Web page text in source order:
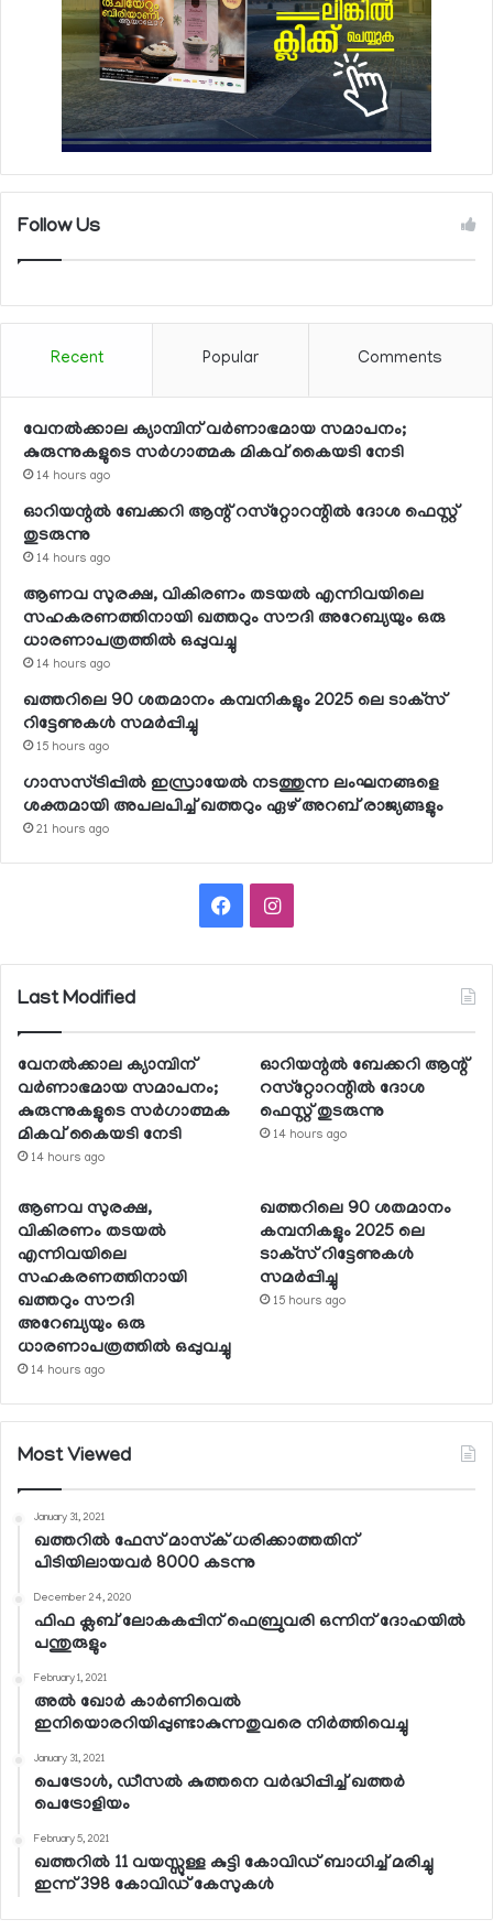
Follow Us
Recent Popular Comments
വേനല്‍ക്കാല ക്യാമ്പിന് വര്‍ണാഭമായ സമാപനം;
കുരുന്നുകളുടെ സര്‍ഗാത്മക മികവ് കൈയടി നേടി
14 hours ago
ഓറിയന്റല്‍ ബേക്കറി ആന്റ് റസ്‌റ്റോറന്റില്‍ ദോശ ഫെസ്റ്റ്
തുടരുന്നു
14 hours ago
ആണവ സുരക്ഷ, വികിരണം തടയല്‍ എന്നിവയിലെ
സഹകരണത്തിനായി ഖത്തറും സൗദി അറേബ്യയും ഒരു
ധാരണാപത്രത്തില്‍ ഒപ്പുവച്ചു
14 hours ago
ഖത്തറിലെ 90 ശതമാനം കമ്പനികളും 2025 ലെ ടാക്‌സ്
റിട്ടേണുകള്‍ സമര്‍പ്പിച്ചു
15 hours ago
ഗാസസ്ട്രിപ്പില്‍ ഇസ്രായേല്‍ നടത്തുന്ന ലംഘനങ്ങളെ
ശക്തമായി അപലപിച്ച് ഖത്തറും ഏഴ് അറബ് രാജ്യങ്ങളും
21 hours ago
FacebookInstagram
Last Modified
വേനല്‍ക്കാല ക്യാമ്പിന്
വര്‍ണാഭമായ സമാപനം;
കുരുന്നുകളുടെ സര്‍ഗാത്മക
മികവ് കൈയടി നേടി
14 hours ago
ഓറിയന്റല്‍ ബേക്കറി ആന്റ്
റസ്‌റ്റോറന്റില്‍ ദോശ
ഫെസ്റ്റ് തുടരുന്നു
14 hours ago
ആണവ സുരക്ഷ,
വികിരണം തടയല്‍
എന്നിവയിലെ
സഹകരണത്തിനായി
ഖത്തറും സൗദി
അറേബ്യയും ഒരു
ധാരണാപത്രത്തില്‍ ഒപ്പുവച്ചു
14 hours ago
ഖത്തറിലെ 90 ശതമാനം
കമ്പനികളും 2025 ലെ
ടാക്‌സ് റിട്ടേണുകള്‍
സമര്‍പ്പിച്ചു
15 hours ago
Most Viewed
January 31, 2021
ഖത്തറില്‍ ഫേസ് മാസ്‌ക് ധരിക്കാത്തതിന്
പിടിയിലായവര്‍ 8000 കടന്നു
December 24, 2020
ഫിഫ ക്ലബ് ലോകകപ്പിന് ഫെബ്രുവരി ഒന്നിന് ദോഹയില്‍
പന്തുരുളും
February 1, 2021
അല്‍ ഖോര്‍ കാര്‍ണിവെല്‍
ഇനിയൊരറിയിപ്പുണ്ടാകുന്നതുവരെ നിര്‍ത്തിവെച്ചു
January 31, 2021
പെട്രോള്‍, ഡീസല്‍ കുത്തനെ വര്‍ദ്ധിപ്പിച്ച് ഖത്തര്‍
പെട്രോളിയം
February 5, 2021
ഖത്തറില്‍ 11 വയസ്സുള്ള കുട്ടി കോവിഡ് ബാധിച്ച് മരിച്ചു
ഇന്ന് 398 കോവിഡ് കേസുകള്‍